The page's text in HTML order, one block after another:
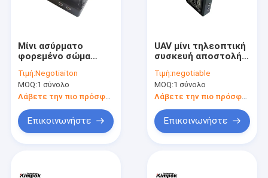
Μίνι ασύρματο
φορεμένο σώμα
τηλεοπτικό βάρος
συσκευών
αποστολής σημάτων
1080P
Τιμή:Negotiaiton
MOQ:1 σύνολο
Λάβετε την πιο πρόσφατη τιμή
Επικοινωνήστε
UAV μίνι τηλεοπτική
συσκευή αποστολής
τηλεοπτικός
αποστολέας 20km
COFDM ανερχόμενη
ζεύξη πραγματική -
χρόνος ελαφρύς
Τιμή:negotiable
MOQ:1 σύνολο
Επικοινωνήστε